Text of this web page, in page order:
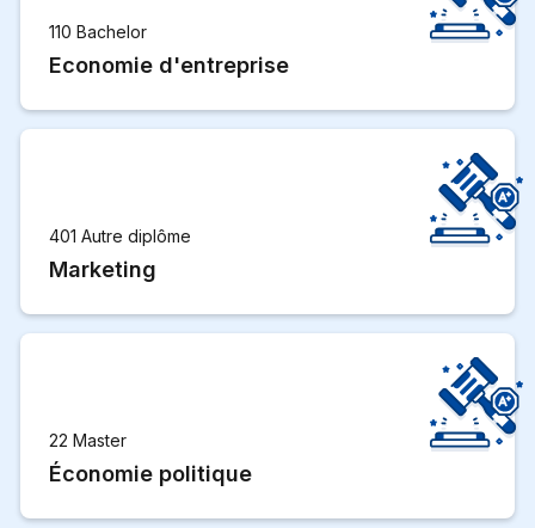
110 Bachelor
Economie d'entreprise
401 Autre diplôme
Marketing
22 Master
Économie politique